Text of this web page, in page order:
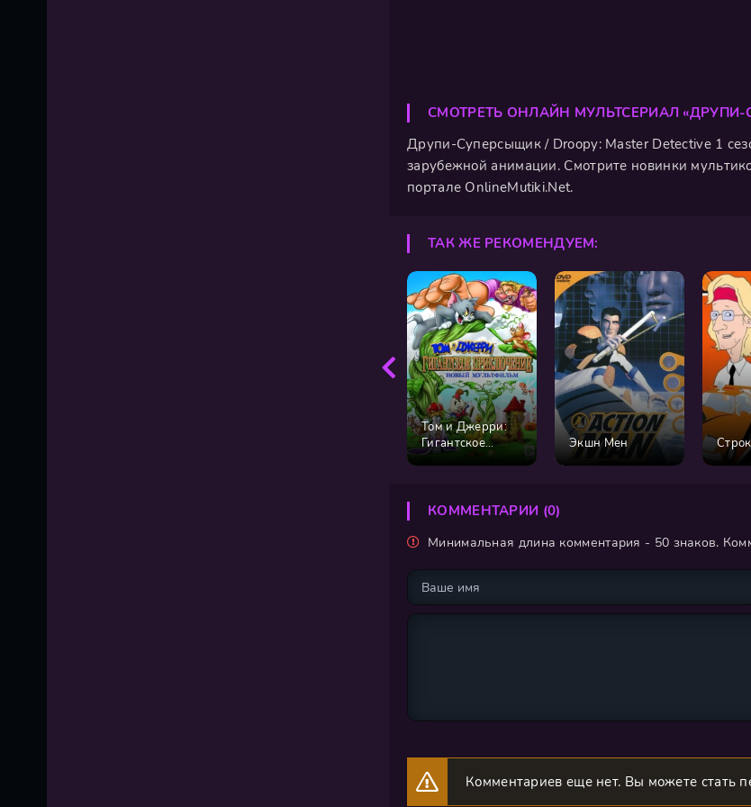
СМОТРЕТЬ ОНЛАЙН МУЛЬТСЕРИАЛ
Друпи-Суперсыщик / Droopy: Master Detective 1
зарубежной анимации. Смотрите новинки
портале OnlineMutiki.Net.
ТАК ЖЕ РЕКОМЕНДУЕМ:
Том и Джерри:
Гигантское
приключение
Экшн Мен
КОММЕНТАРИИ (0)
Минимальная длина комментария - 50 знаков.
Комментариев еще нет. Вы можете стать